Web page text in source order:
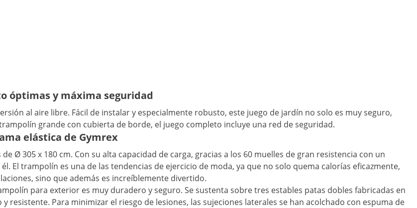
óptimas y máxima seguridad
al aire libre. Fácil de instalar y especialmente robusto, este juego de jardín no solo es muy seguro,
grande con cubierta de borde, el juego completo incluye una red de seguridad.
elástica de Gymrex
Ø 305 x 180 cm. Con su alta capacidad de carga, gracias a los 60 muelles de gran resistencia con un
El trampolín es una de las tendencias de ejercicio de moda, ya que no solo quema calorías eficazmente,
sino que además es increíblemente divertido.
para exterior es muy duradero y seguro. Se sustenta sobre tres estables patas dobles fabricadas en
resistente. Para minimizar el riesgo de lesiones, las sujeciones laterales se han acolchado con espuma de